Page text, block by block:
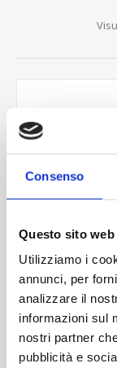
Consenso
Questo sito
Utilizziamo i
annunci, per
analizzare il
informazioni sul
nostri partner
pubblicità e
Lattina